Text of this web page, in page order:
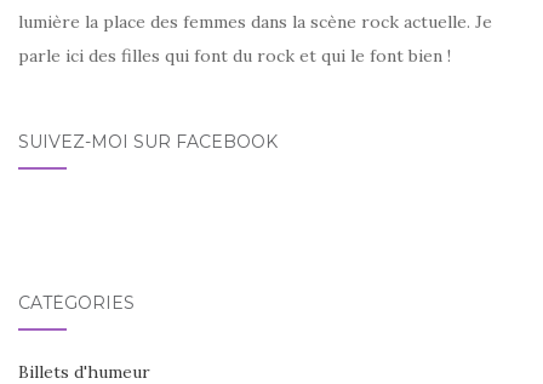
lumière la place des femmes dans la scène rock actuelle. Je
parle ici des filles qui font du rock et qui le font bien !
SUIVEZ-MOI SUR FACEBOOK
CATÉGORIES
Billets d'humeur